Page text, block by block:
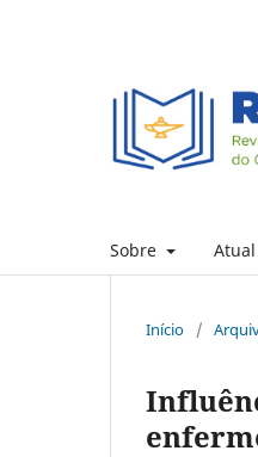
Sobre Atual
Início /